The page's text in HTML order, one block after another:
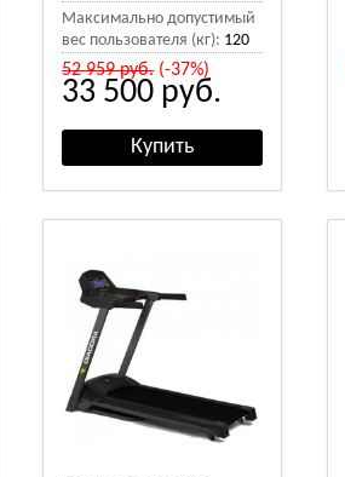
Максимально допустимый
вес пользователя (кг): 120
52 959руб.(-37%)
33 500 руб.